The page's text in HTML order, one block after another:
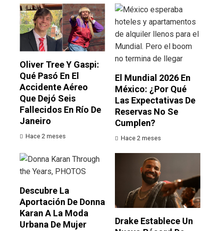
Oliver Tree Y Gaspi:
Qué Pasó En El
Accidente Aéreo
Que Dejó Seis
Fallecidos En Río De
Janeiro
Hace 2 meses
El Mundial 2026 En
México: ¿por Qué
Las Expectativas De
Reservas No Se
Cumplen?
Hace 2 meses
Descubre La
Aportación De Donna
Karan A La Moda
Urbana De Mujer
Drake Establece Un